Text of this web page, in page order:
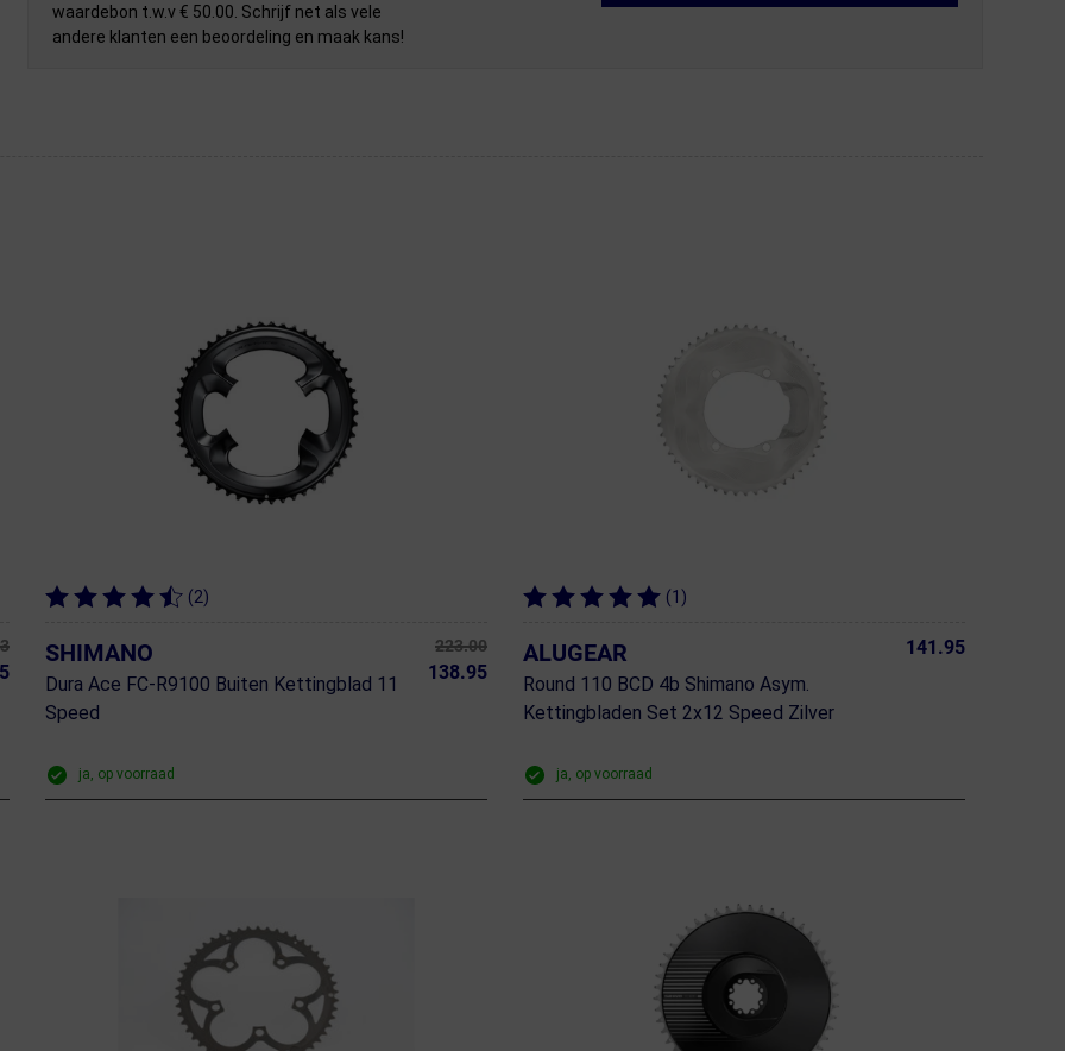
waardebon t.w.v € 50.00. Schrijf net als vele
andere klanten een beoordeling en maak kans!
(2)
SHIMANO
Dura Ace FC-R9100 Buiten Kettingblad 11
Speed
223.00
138.95
ja, op voorraad
(1)
ALUGEAR
Round 110 BCD 4b Shimano Asym.
Kettingbladen Set 2x12 Speed Zilver
141.95
ja, op voorraad